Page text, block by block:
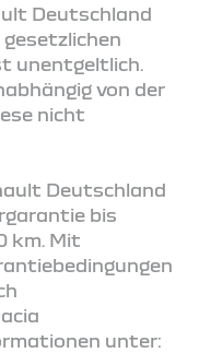
Deutschland
gesetzlichen
unentgeltlich.
von der
nicht
Deutschland
bis
km. Mit
unter: